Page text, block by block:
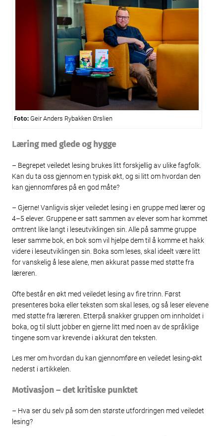
Foto: Geir Anders Rybakken Ørslien
Læring med glede og hygge
– Begrepet veiledet lesing brukes litt forskjellig av ulike fagfolk.
Kan du ta oss gjennom en typisk økt, og si litt om hvordan den
kan gjennomføres på en god måte?
– Gjerne! Vanligvis skjer veiledet lesing i en gruppe med lærer og
4–5 elever. Gruppene er satt sammen av elever som har kommet
omtrent like langt i leseutviklingen sin. Alle på samme gruppe
leser samme bok, en bok som vil hjelpe dem til å komme et hakk
videre i leseutviklingen sin. Boka som leses, skal ideelt være litt
for vanskelig å lese alene, men akkurat passe med støtte fra
læreren.
Ofte består en økt med veiledet lesing av fire trinn. Først
presenteres boka eller teksten som skal leses, og så leser elevene
med støtte fra læreren. Etterpå snakker gruppen om innholdet i
boka, og til slutt jobber en gjerne litt med noen av de språklige
tingene som var krevende i akkurat den teksten.
Les mer om hvordan du kan gjennomføre en veiledet lesing-økt
nederst i artikkelen.
Motivasjon – det kritiske punktet
– Hva ser du selv på som den største utfordringen med veiledet
lesing?